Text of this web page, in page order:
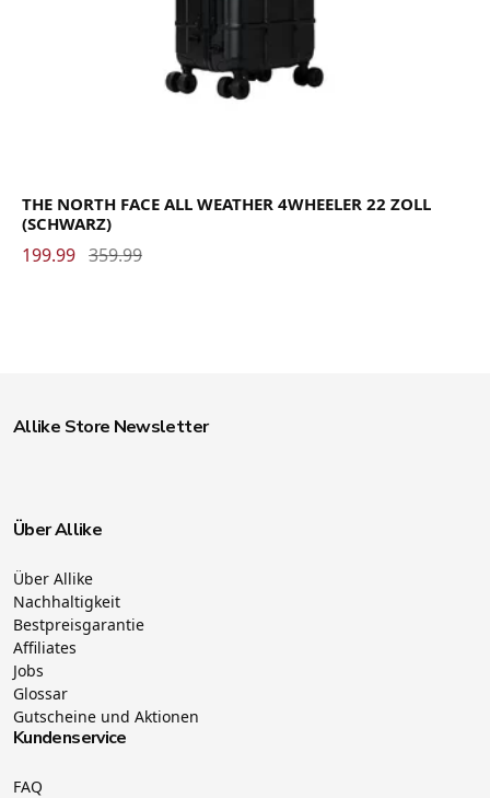
THE NORTH FACE ALL WEATHER 4WHEELER 22 ZOLL
(SCHWARZ)
199.99 359.99
Allike Store Newsletter
Über Allike
Über Allike
Nachhaltigkeit
Bestpreisgarantie
Affiliates
Jobs
Glossar
Gutscheine und Aktionen
Kundenservice
FAQ